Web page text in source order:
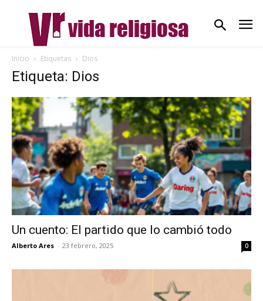
Inicio Etiquetas Dios
Etiqueta: Dios
Un cuento: El partido que lo cambió todo
Alberto Ares - 23 febrero, 2025 0